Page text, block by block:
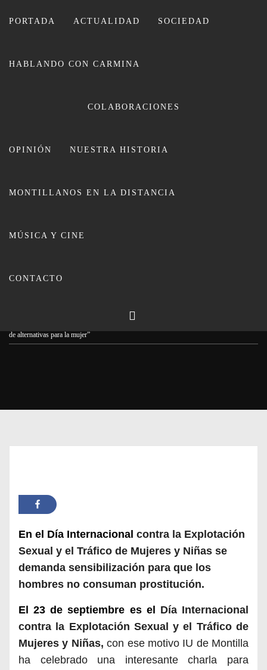
PORTADA ACTUALIDAD SOCIEDAD
HABLANDO CON CARMINA
COLABORACIONES
OPINIÓN NUESTRA HISTORIA
MONTILLANOS EN LA DISTANCIA
MÚSICA Y CINE
CONTACTO
CARMINA LEIVA
Entrevista Carmen Sánchez de
de alternativas para la mujer”
En el Día Internacional contra la Explotación
Sexual y el Tráfico de Mujeres y Niñas se
demanda sensibilización para que los
hombres no consuman prostitución.
El 23 de septiembre es el Día Internacional
contra la Explotación Sexual y el Tráfico de
Mujeres y Niñas,con ese motivo IU de Montilla
ha celebrado una interesante charla para